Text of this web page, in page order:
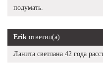
подумать.
Erik ответил(а)
Ланита светлана 42 года